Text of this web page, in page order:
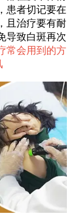
患者切记要在
且治疗要有耐
导致白斑再次
常会用到的方